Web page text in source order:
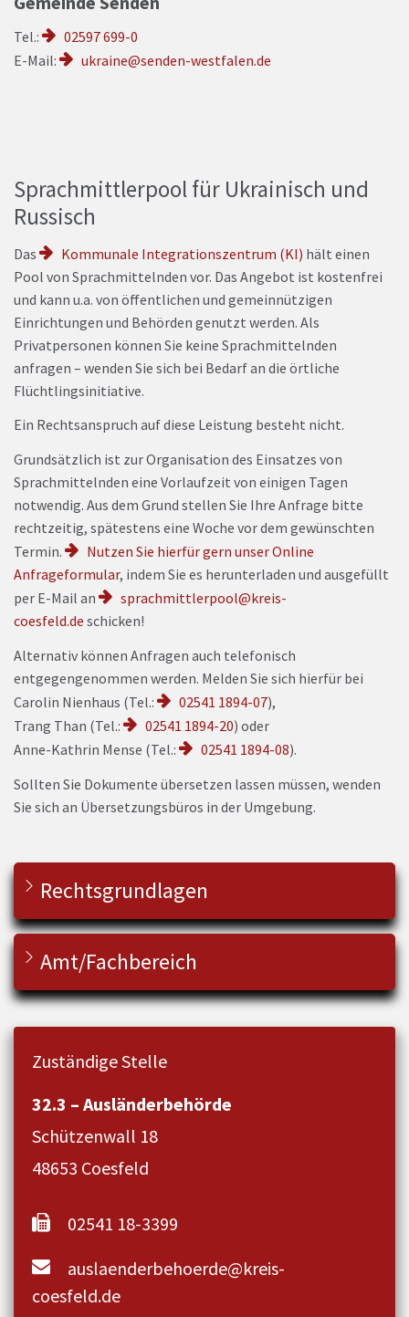
Tel.:
02597 699-0
E-Mail:
ukraine@senden-westfalen.de
Sprachmittlerpool für Ukrainisch und
Russisch
Das Kommunale Integrationszentrum (KI) hält einen
Pool von Sprachmittelnden vor. Das Angebot ist kostenfrei
und kann u.a. von öffentlichen und gemeinnützigen
Einrichtungen und Behörden genutzt werden. Als
Privatpersonen können Sie keine Sprachmittelnden
anfragen – wenden Sie sich bei Bedarf an die örtliche
Flüchtlingsinitiative.
Ein Rechtsanspruch auf diese Leistung besteht nicht.
Grundsätzlich ist zur Organisation des Einsatzes von
Sprachmittelnden eine Vorlaufzeit von einigen Tagen
notwendig. Aus dem Grund stellen Sie Ihre Anfrage bitte
rechtzeitig, spätestens eine Woche vor dem gewünschten
Termin.
Nutzen Sie hierfür gern unser Online
Anfrageformular, indem Sie es herunterladen und ausgefüllt
per E-Mail an
sprachmittlerpool@kreis-
coesfeld.de schicken!
Alternativ können Anfragen auch telefonisch
entgegengenommen werden. Melden Sie sich hierfür bei
Carolin Nienhaus (Tel.: 02541 1894-07),
Trang Than (Tel.: 02541 1894-20) oder
Anne-Kathrin Mense (Tel.: 02541 1894-08).
Sollten Sie Dokumente übersetzen lassen müssen, wenden
Sie sich an Übersetzungsbüros in der Umgebung.
Rechtsgrundlagen
Amt/Fachbereich
Zuständige Stelle
32.3 – Ausländerbehörde
Schützenwall 18
48653 Coesfeld
02541 18-3399
auslaenderbehoerde@kreis-
coesfeld.de